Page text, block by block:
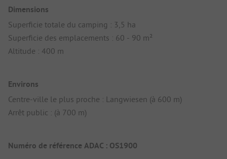
Dimensions
Superficie totale du camping : 3,5 ha
Superficie des emplacements : 60 - 90 m²
Altitude : 400 m
Environs
Centre-ville le plus proche : Langwiesen (à 600 m)
Arrêt public : (à 700 m)
Numéro de référence ADAC : OS1900